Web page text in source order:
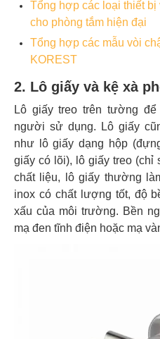
Tổng hợp các loại thiết bị
cho phòng tắm hiện đại
Tổng hợp các mẫu vòi
KOREST
2. Lô giấy và kệ xà
Lô giấy treo trên tường
người sử dụng. Lô giấy
như lô giấy dạng hộp
giấy có lõi), lô giấy treo (chỉ
chất liệu, lô giấy thường
inox có chất lượng tốt, độ
xấu của môi trường. Bền
mạ đen tĩnh điện hoặc mạ